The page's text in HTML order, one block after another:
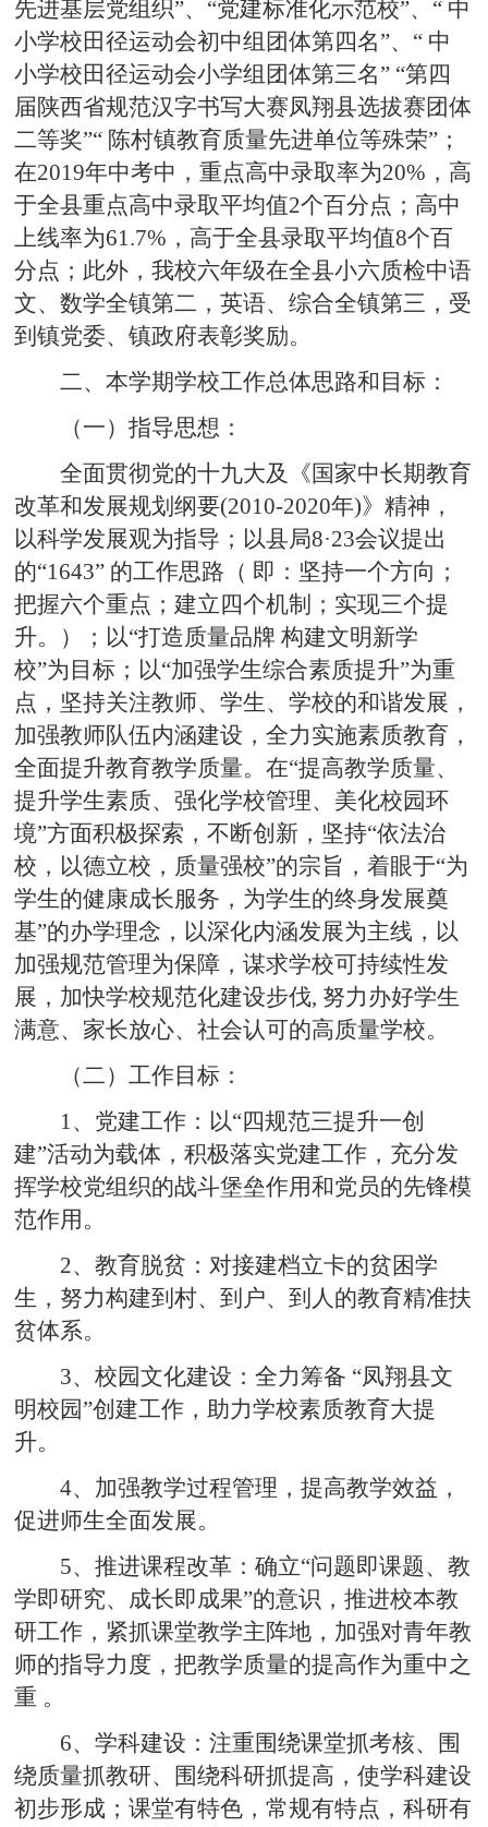
先进基层党组织”、“党建标准化示范校”、“ 中
小学校田径运动会初中组团体第四名”、“ 中
小学校田径运动会小学组团体第三名” “第四
届陕西省规范汉字书写大赛凤翔县选拔赛团体
二等奖”“ 陈村镇教育质量先进单位等殊荣”；
在2019年中考中，重点高中录取率为20%，高
于全县重点高中录取平均值2个百分点；高中
上线率为61.7%，高于全县录取平均值8个百
分点；此外，我校六年级在全县小六质检中语
文、数学全镇第二，英语、综合全镇第三，受
到镇党委、镇政府表彰奖励。
二、本学期学校工作总体思路和目标：
（一）指导思想：
全面贯彻党的十九大及《国家中长期教育
改革和发展规划纲要(2010-2020年)》精神，
以科学发展观为指导；以县局8·23会议提出
的“1643” 的工作思路（ 即：坚持一个方向；
把握六个重点；建立四个机制；实现三个提
升。）；以“打造质量品牌 构建文明新学
校”为目标；以“加强学生综合素质提升”为重
点，坚持关注教师、学生、学校的和谐发展，
加强教师队伍内涵建设，全力实施素质教育，
全面提升教育教学质量。在“提高教学质量、
提升学生素质、强化学校管理、美化校园环
境”方面积极探索，不断创新，坚持“依法治
校，以德立校，质量强校”的宗旨，着眼于“为
学生的健康成长服务，为学生的终身发展奠
基”的办学理念，以深化内涵发展为主线，以
加强规范管理为保障，谋求学校可持续性发
展，加快学校规范化建设步伐, 努力办好学生
满意、家长放心、社会认可的高质量学校。
（二）工作目标：
1、党建工作：以“四规范三提升一创
建”活动为载体，积极落实党建工作，充分发
挥学校党组织的战斗堡垒作用和党员的先锋模
范作用。
2、教育脱贫：对接建档立卡的贫困学
生，努力构建到村、到户、到人的教育精准扶
贫体系。
3、校园文化建设：全力筹备 “凤翔县文
明校园”创建工作，助力学校素质教育大提
升。
4、加强教学过程管理，提高教学效益，
促进师生全面发展。
5、推进课程改革：确立“问题即课题、教
学即研究、成长即成果”的意识，推进校本教
研工作，紧抓课堂教学主阵地，加强对青年教
师的指导力度，把教学质量的提高作为重中之
重 。
6、学科建设：注重围绕课堂抓考核、围
绕质量抓教研、围绕科研抓提高，使学科建设
初步形成；课堂有特色，常规有特点，科研有